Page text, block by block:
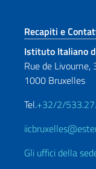
Sezione
Recapiti e
Istituto Italiano
Rue de Livourne,
1000 Bruxelles
Tel.+32/2/
Gli uffici della